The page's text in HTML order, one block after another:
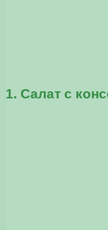
1. Салат с